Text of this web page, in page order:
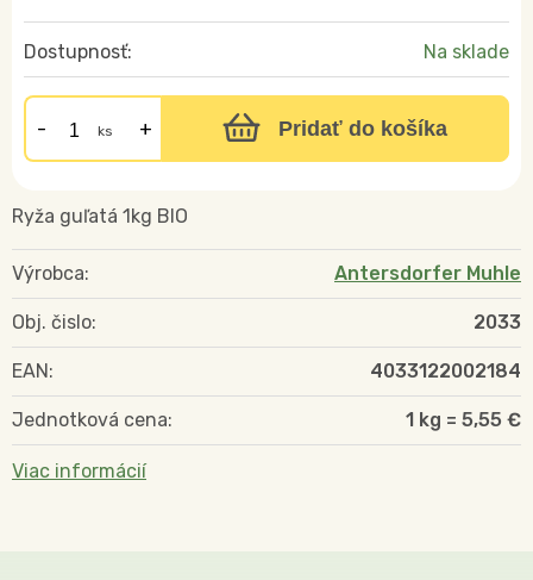
Dostupnosť: Na sklade
ks Pridať do košíka
Ryža guľatá 1kg BIO
Výrobca: Antersdorfer Muhle
Obj. čislo: 2033
EAN: 4033122002184
Jednotková cena: 1 kg = 5,55 €
Viac informácií